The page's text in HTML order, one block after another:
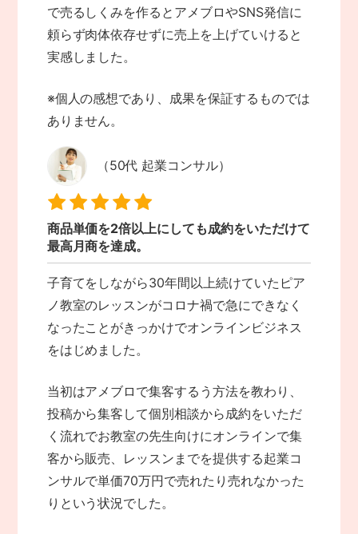
で売るしくみを作るとアメブロやSNS発信に
頼らず肉体依存せずに売上を上げていけると
実感しました。
※個人の感想であり、成果を保証するものでは
ありません。
（50代 起業コンサル）
商品単価を2倍以上にしても成約をいただけて
最高月商を達成。
子育てをしながら30年間以上続けていたピア
ノ教室のレッスンがコロナ禍で急にできなく
なったことがきっかけでオンラインビジネス
をはじめました。
当初はアメブロで集客するう方法を教わり、
投稿から集客して個別相談から成約をいただ
く流れでお教室の先生向けにオンラインで集
客から販売、レッスンまでを提供する起業コ
ンサルで単価70万円で売れたり売れなかった
りという状況でした。